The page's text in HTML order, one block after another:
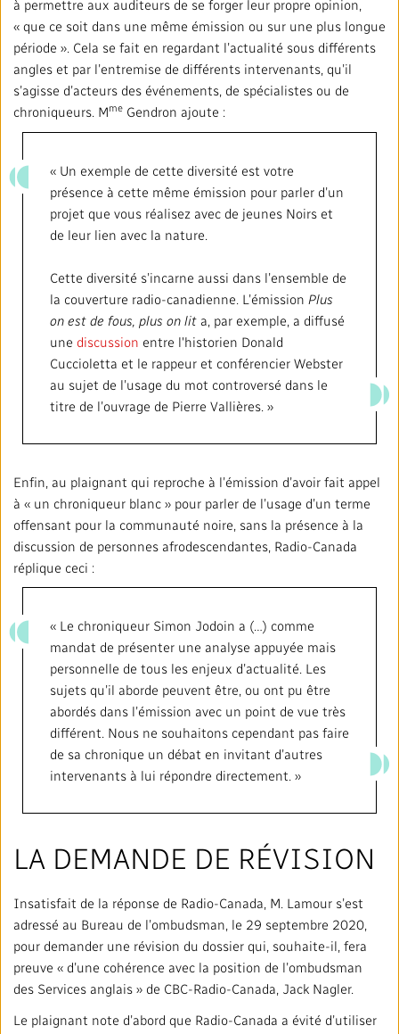
à permettre aux auditeurs de se forger leur propre opinion,
« que ce soit dans une même émission ou sur une plus longue
période ». Cela se fait en regardant l’actualité sous différents
angles et par l’entremise de différents intervenants, qu’il
s’agisse d’acteurs des événements, de spécialistes ou de
chroniqueurs. Mme Gendron ajoute :
« Un exemple de cette diversité est votre
présence à cette même émission pour parler d’un
projet que vous réalisez avec de jeunes Noirs et
de leur lien avec la nature.
Cette diversité s’incarne aussi dans l’ensemble de
la couverture radio-canadienne. L’émission Plus
on est de fous, plus on lit a, par exemple, a diffusé
une discussion entre l'historien Donald
Cuccioletta et le rappeur et conférencier Webster
au sujet de l’usage du mot controversé dans le
titre de l’ouvrage de Pierre Vallières. »
Enfin, au plaignant qui reproche à l’émission d’avoir fait appel
à « un chroniqueur blanc » pour parler de l’usage d’un terme
offensant pour la communauté noire, sans la présence à la
discussion de personnes afrodescendantes, Radio-Canada
réplique ceci :
« Le chroniqueur Simon Jodoin a (…) comme
mandat de présenter une analyse appuyée mais
personnelle de tous les enjeux d’actualité. Les
sujets qu’il aborde peuvent être, ou ont pu être
abordés dans l’émission avec un point de vue très
différent. Nous ne souhaitons cependant pas faire
de sa chronique un débat en invitant d’autres
intervenants à lui répondre directement. »
LA DEMANDE DE RÉVISION
Insatisfait de la réponse de Radio-Canada, M. Lamour s’est
adressé au Bureau de l’ombudsman, le 29 septembre 2020,
pour demander une révision du dossier qui, souhaite-il, fera
preuve « d’une cohérence avec la position de l’ombudsman
des Services anglais » de CBC-Radio-Canada, Jack Nagler.
Le plaignant note d’abord que Radio-Canada a évité d’utiliser